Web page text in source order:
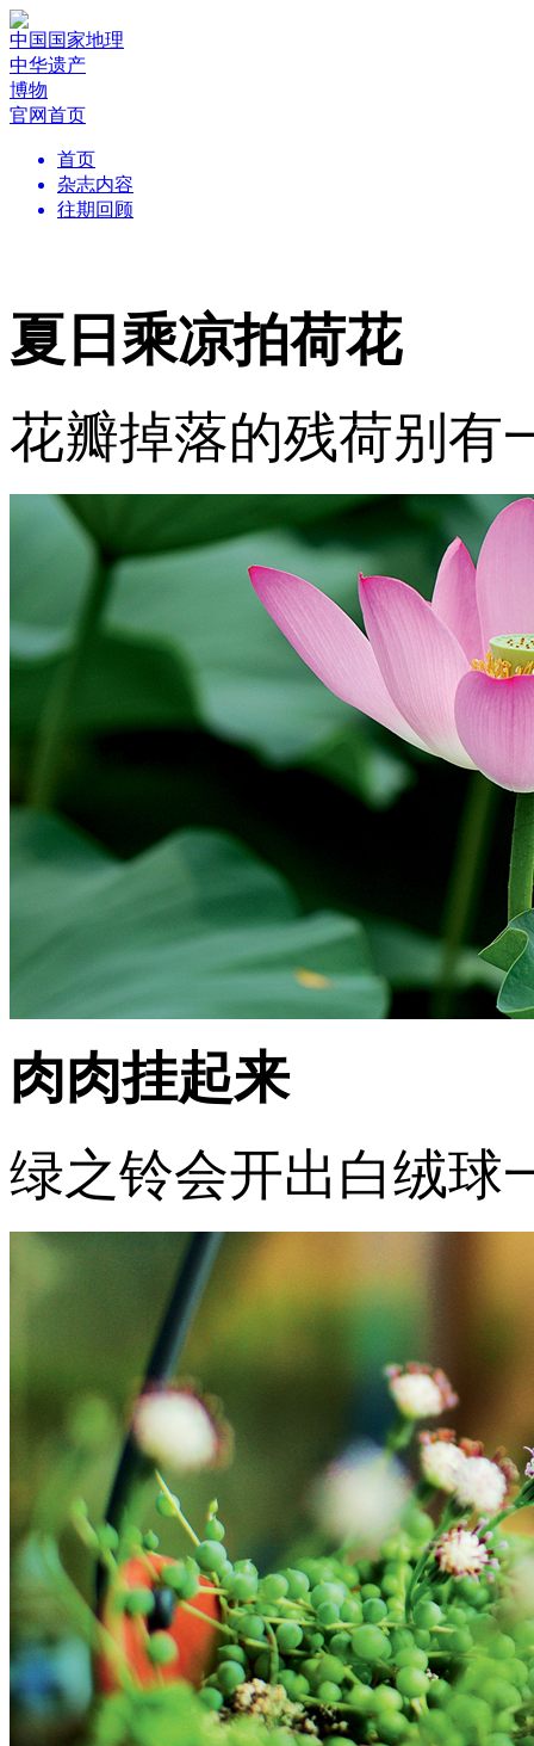
中国国家地理
中华遗产
博物
官网首页
首页
杂志内容
往期回顾
夏日乘凉拍荷花
花瓣掉落的残荷别有
肉肉挂起来
绿之铃会开出白绒球